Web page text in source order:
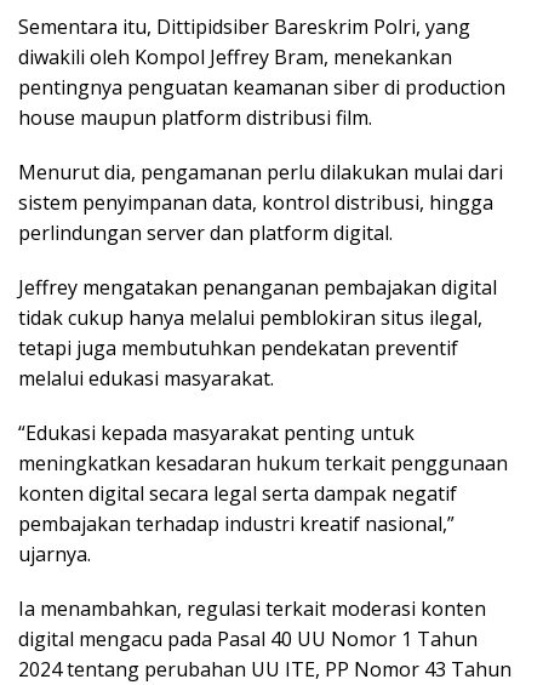
Sementara itu, Dittipidsiber Bareskrim Polri, yang
diwakili oleh Kompol Jeffrey Bram, menekankan
pentingnya penguatan keamanan siber di production
house maupun platform distribusi film.
Menurut dia, pengamanan perlu dilakukan mulai dari
sistem penyimpanan data, kontrol distribusi, hingga
perlindungan server dan platform digital.
Jeffrey mengatakan penanganan pembajakan digital
tidak cukup hanya melalui pemblokiran situs ilegal,
tetapi juga membutuhkan pendekatan preventif
melalui edukasi masyarakat.
“Edukasi kepada masyarakat penting untuk
meningkatkan kesadaran hukum terkait penggunaan
konten digital secara legal serta dampak negatif
pembajakan terhadap industri kreatif nasional,”
ujarnya.
Ia menambahkan, regulasi terkait moderasi konten
digital mengacu pada Pasal 40 UU Nomor 1 Tahun
2024 tentang perubahan UU ITE, PP Nomor 43 Tahun